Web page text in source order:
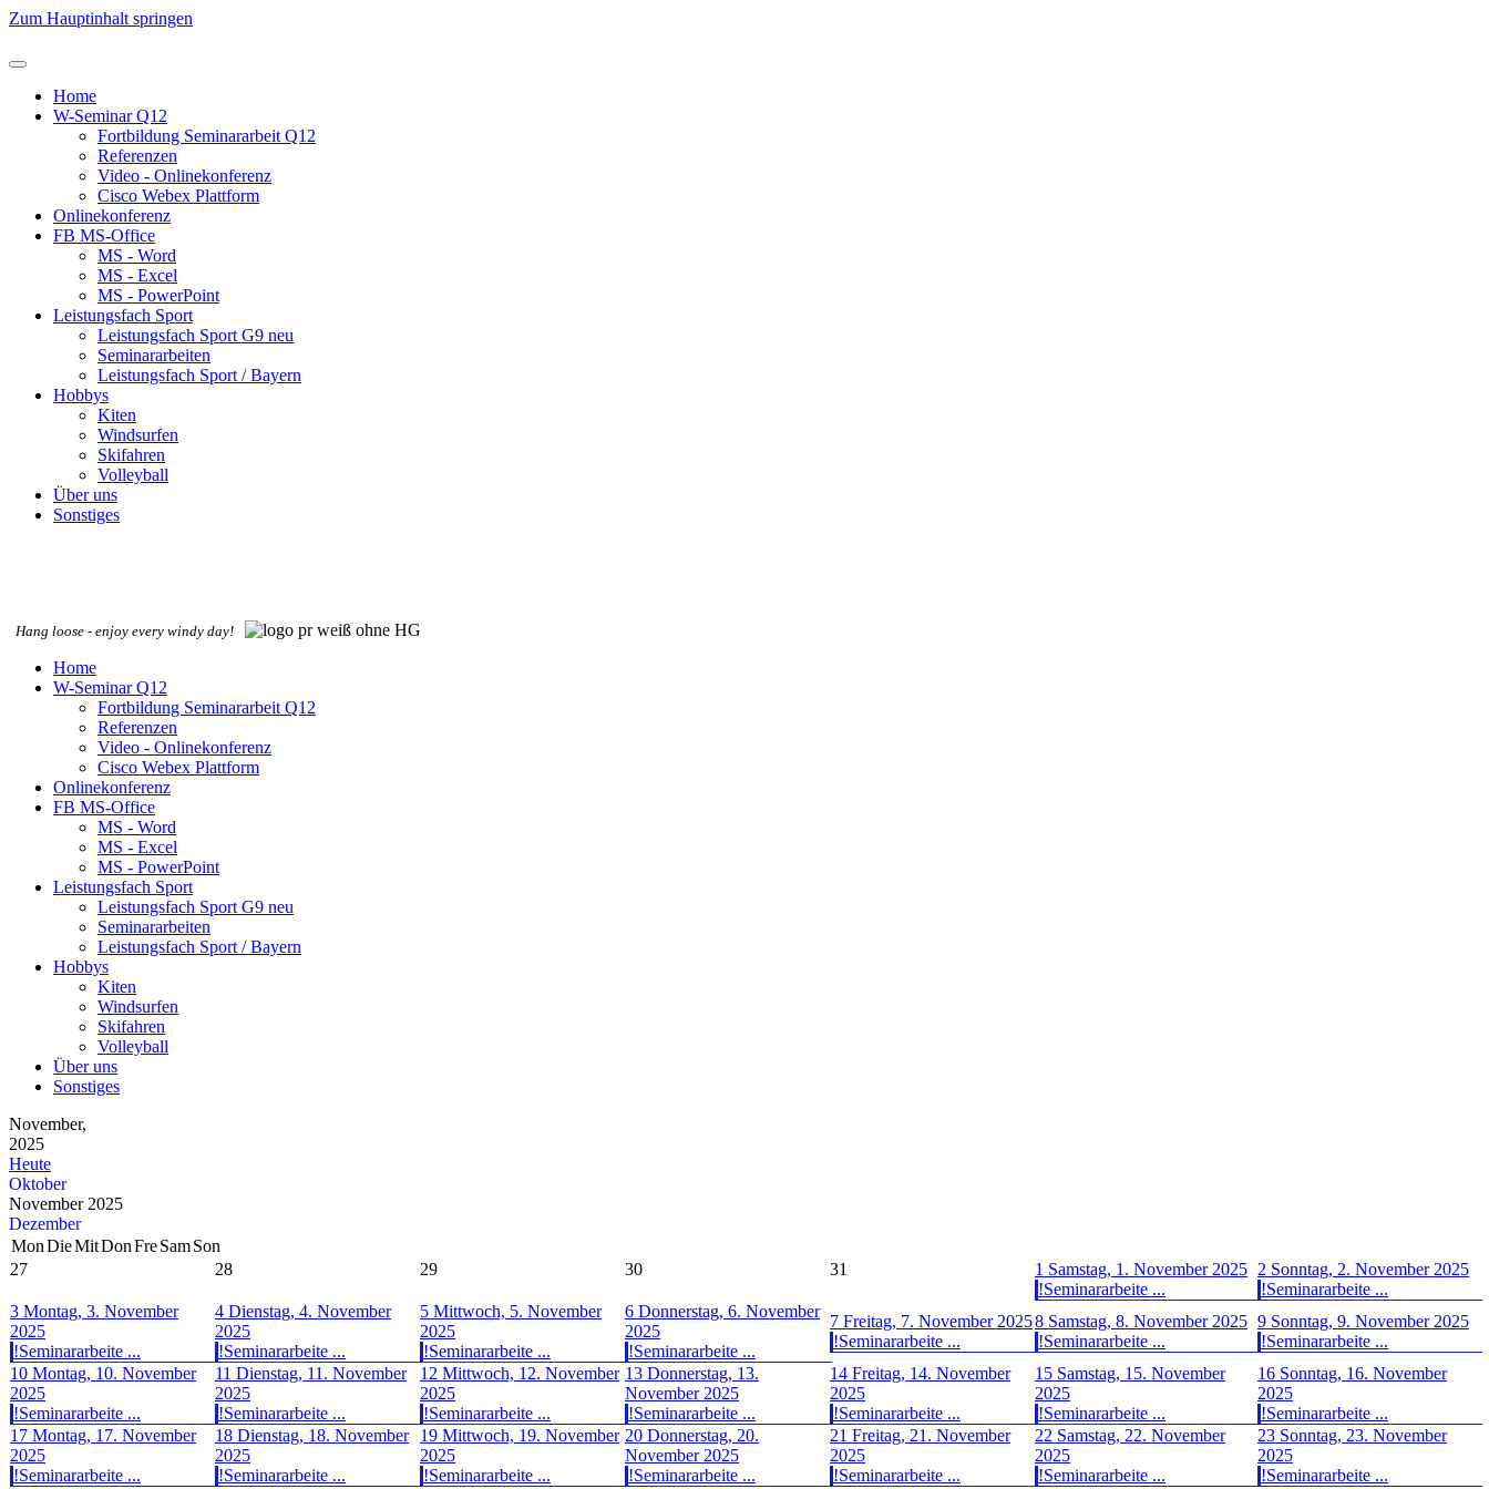
Zum Hauptinhalt springen
Home
W-Seminar Q12
Fortbildung Seminararbeit Q12
Referenzen
Video - Onlinekonferenz
Cisco Webex Plattform
Onlinekonferenz
FB MS-Office
MS - Word
MS - Excel
MS - PowerPoint
Leistungsfach Sport
Leistungsfach Sport G9 neu
Seminararbeiten
Leistungsfach Sport / Bayern
Hobbys
Kiten
Windsurfen
Skifahren
Volleyball
Über uns
Sonstiges
Hang loose - enjoy every windy day!
Home
W-Seminar Q12
Fortbildung Seminararbeit Q12
Referenzen
Video - Onlinekonferenz
Cisco Webex Plattform
Onlinekonferenz
FB MS-Office
MS - Word
MS - Excel
MS - PowerPoint
Leistungsfach Sport
Leistungsfach Sport G9 neu
Seminararbeiten
Leistungsfach Sport / Bayern
Hobbys
Kiten
Windsurfen
Skifahren
Volleyball
Über uns
Sonstiges
November,
2025
Heute
Oktober
November 2025
Dezember
MonDieMitDonFreSamSon
27
28 29 30 31 1 Samstag, 1. November 2025
!Seminararbeite ...
2 Sonntag, 2. November 2025
!Seminararbeite ...
3 Montag, 3. November
2025
!Seminararbeite ...
4 Dienstag, 4. November
2025
!Seminararbeite ...
5 Mittwoch, 5. November
2025
!Seminararbeite ...
6 Donnerstag, 6. November
2025
!Seminararbeite ...
7 Freitag, 7. November 2025
!Seminararbeite ...
8 Samstag, 8. November 2025
!Seminararbeite ...
9 Sonntag, 9. November 2025
!Seminararbeite ...
10 Montag, 10. November
2025
!Seminararbeite ...
11 Dienstag, 11. November
2025
!Seminararbeite ...
12 Mittwoch, 12. November
2025
!Seminararbeite ...
13 Donnerstag, 13.
November 2025
!Seminararbeite ...
14 Freitag, 14. November
2025
!Seminararbeite ...
15 Samstag, 15. November
2025
!Seminararbeite ...
16 Sonntag, 16. November
2025
!Seminararbeite ...
17 Montag, 17. November
2025
!Seminararbeite ...
18 Dienstag, 18. November
2025
!Seminararbeite ...
19 Mittwoch, 19. November
2025
!Seminararbeite ...
20 Donnerstag, 20.
November 2025
!Seminararbeite ...
21 Freitag, 21. November
2025
!Seminararbeite ...
22 Samstag, 22. November
2025
!Seminararbeite ...
23 Sonntag, 23. November
2025
!Seminararbeite ...